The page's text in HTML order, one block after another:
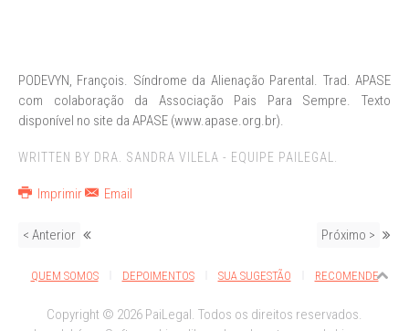
PODEVYN, François. Síndrome da Alienação Parental. Trad. APASE
com colaboração da Associação Pais Para Sempre. Texto
disponível no site da APASE (www.apase.org.br).
WRITTEN BY DRA. SANDRA VILELA - EQUIPE PAILEGAL.
Imprimir Email
< Anterior Próximo >
QUEM SOMOS DEPOIMENTOS SUA SUGESTÃO RECOMENDE
Copyright © 2026 PaiLegal. Todos os direitos reservados.